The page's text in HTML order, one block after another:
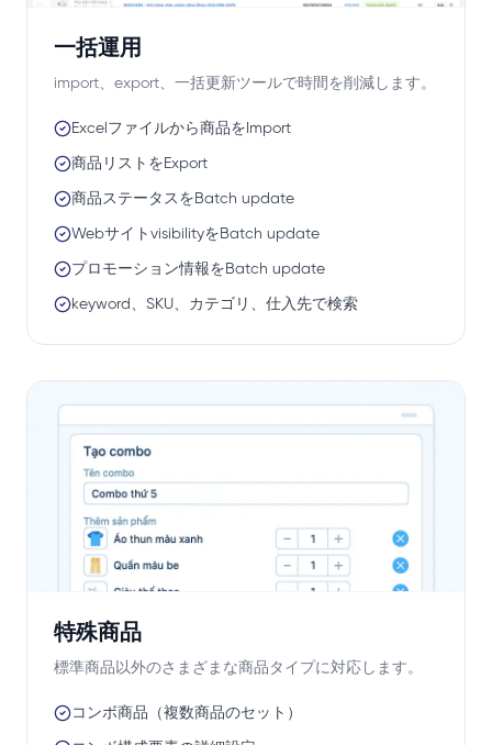
一括運用
import、export、一括更新ツールで時間を削減します。
Excelファイルから商品をImport
商品リストをExport
商品ステータスをBatch update
WebサイトvisibilityをBatch update
プロモーション情報をBatch update
keyword、SKU、カテゴリ、仕入先で検索
特殊商品
標準商品以外のさまざまな商品タイプに対応します。
コンボ商品（複数商品のセット）